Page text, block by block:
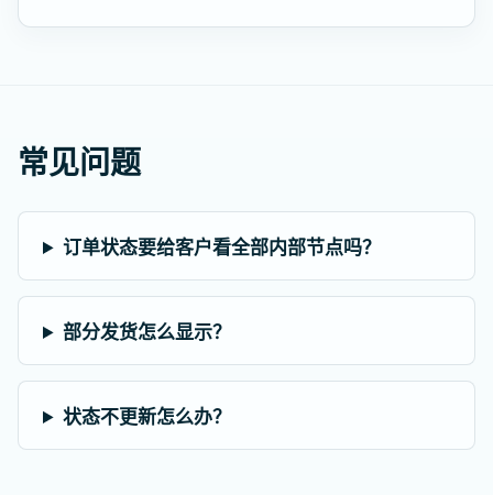
常见问题
订单状态要给客户看全部内部节点吗？
部分发货怎么显示？
状态不更新怎么办？